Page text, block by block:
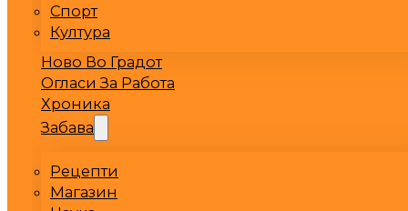
Спорт
Култура
Ново Во Градот
Огласи За Работа
Хроника
Забава
Рецепти
Магазин